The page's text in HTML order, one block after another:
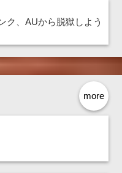
ク、AUから脱獄しよう
more